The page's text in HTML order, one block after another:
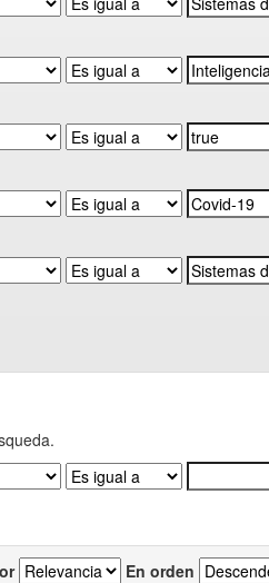
En orden